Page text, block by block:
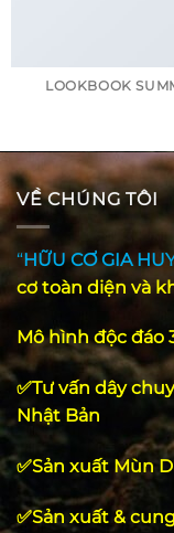
LOOKBOOK
VỀ CHÚNG TÔI
“HỮU CƠ GIA
cơ toàn diện và
Mô hình độc đáo
✅Tư vấn dây
Nhật Bản
✅Sản xuất Mùn
✅Sản xuất &